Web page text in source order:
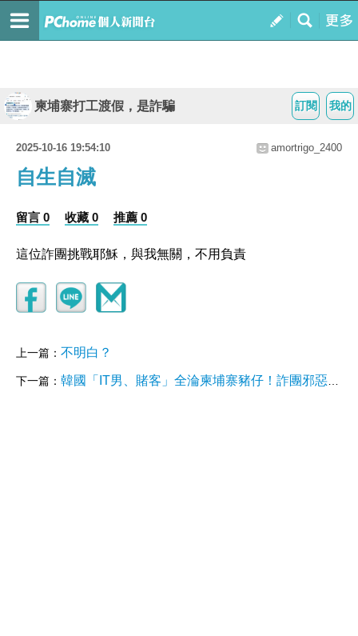
我的
訂閱
柬埔寨打工渡假，是詐騙
2025-10-16 19:54:10 amortrigo_2400
自生自滅
留言 0 收藏 0 推薦 0
這位詐團挑戰耶穌，與我無關，不用負責
上一篇： 不明白？
下一篇： 韓國「IT男、賭客」全淪柬埔寨豬仔！詐團邪惡手法曝